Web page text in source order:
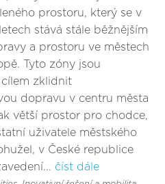
prostoru, který se v
stává stále běžnějším
a prostoru ve městech
Tyto zóny jsou
zklidnit
dopravu v centru města
větší prostor pro chodce,
uživatele městského
v České republice
číst dále